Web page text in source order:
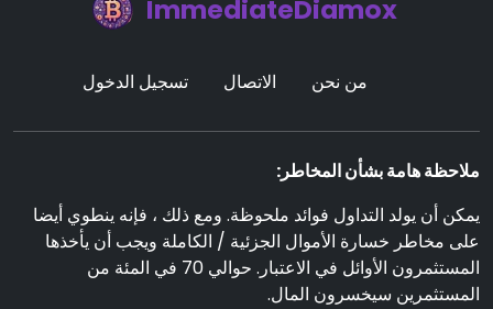
ImmediateDiamox
من نحن الاتصال تسجيل الدخول
ملاحظة هامة بشأن المخاطر:
يمكن أن يولد التداول فوائد ملحوظة. ومع ذلك ، فإنه ينطوي أيضا
على مخاطر خسارة الأموال الجزئية / الكاملة ويجب أن يأخذها
المستثمرون الأوائل في الاعتبار. حوالي 70 في المئة من
المستثمرين سيخسرون المال.